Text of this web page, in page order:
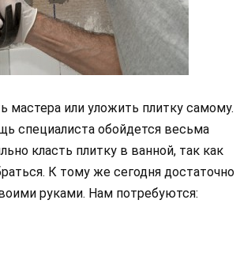
мастера или уложить плитку самому.
специалиста обойдется весьма
класть плитку в ванной, так как
К тому же сегодня достаточно
руками. Нам потребуются: